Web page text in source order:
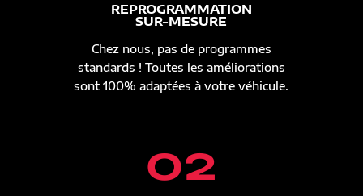
REPROGRAMMATION
SUR-MESURE
Chez nous, pas de programmes
standards ! Toutes les améliorations
sont 100% adaptées à votre véhicule.
02